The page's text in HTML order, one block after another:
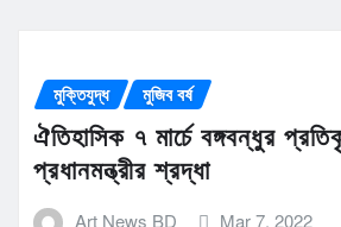
মুক্তিযুদ্ধ মুজিব বর্ষ
ঐতিহাসিক ৭ মার্চে বঙ্গবন্ধুর
প্রধানমন্ত্রীর শ্রদ্ধা
Art News BD Mar 7, 2022